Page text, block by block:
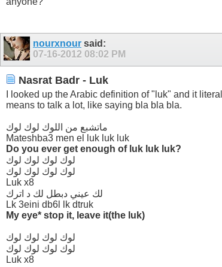
nourxnour said:
07-16-2012 08:02 PM
Nasrat Badr - Luk
I looked up the Arabic definition of "luk" and it
means to talk a lot, like saying bla bla bla.
ماتشبع من اللوك لوك لوك
Mateshba3 men el luk luk luk
Do you ever get enough of luk luk luk?
لوك لوك لوك لوك
لوك لوك لوك لوك
Luk x8
لك عيني دبطل لك د اترك
Lk 3eini db6l lk dtruk
My eye* stop it, leave it(the luk)
لوك لوك لوك لوك
لوك لوك لوك لوك
Luk x8